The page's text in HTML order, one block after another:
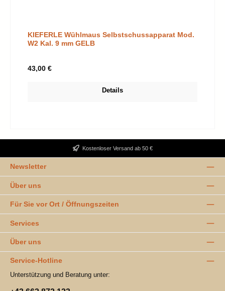
KIEFERLE Wühlmaus Selbstschussapparat Mod.
W2 Kal. 9 mm GELB
Regulärer Preis:
43,00 €
Details
Kostenloser Versand ab 50 €
Newsletter
Über uns
Für Sie vor Ort / Öffnungszeiten
Services
Über uns
Service-Hotline
Unterstützung und Beratung unter: